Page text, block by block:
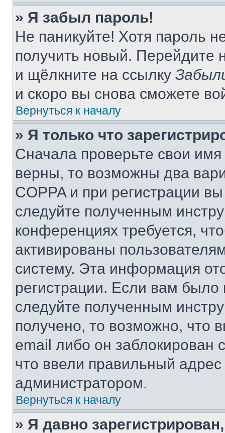
» Я забыл пароль!
Не паникуйте! Хотя пароль
получить новый. Перейдите
и щёлкните на ссылку
и скоро вы снова сможете
Вернуться к началу
» Я только что
Сначала проверьте свои
верны, то возможны два
COPPA и при регистрации
следуйте полученным
конференциях требуется,
активированы
систему. Эта информация
регистрации. Если вам
следуйте полученным
получено, то возможно, что
email либо он
что ввели правильный адрес
администратором.
Вернуться к началу
» Я давно